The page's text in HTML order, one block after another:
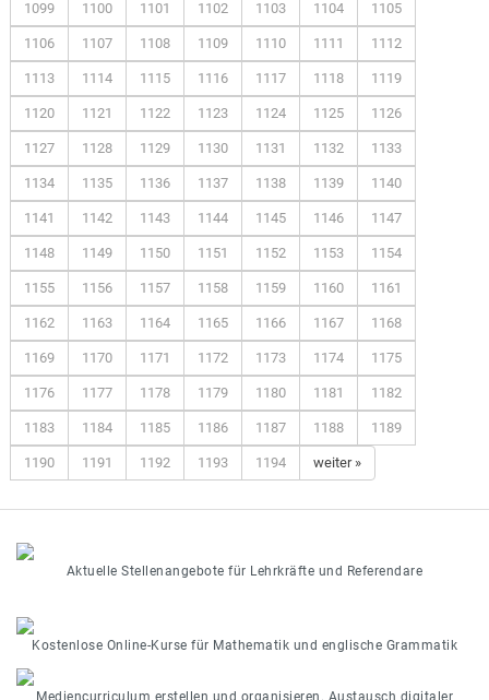
1099 1100 1101 1102 1103 1104 1105
1106 1107 1108 1109 1110 1111 1112
1113 1114 1115 1116 1117 1118 1119
1120 1121 1122 1123 1124 1125 1126
1127 1128 1129 1130 1131 1132 1133
1134 1135 1136 1137 1138 1139 1140
1141 1142 1143 1144 1145 1146 1147
1148 1149 1150 1151 1152 1153 1154
1155 1156 1157 1158 1159 1160 1161
1162 1163 1164 1165 1166 1167 1168
1169 1170 1171 1172 1173 1174 1175
1176 1177 1178 1179 1180 1181 1182
1183 1184 1185 1186 1187 1188 1189
1190 1191 1192 1193 1194 weiter »
Aktuelle Stellenangebote für Lehrkräfte und Referendare
Kostenlose Online-Kurse für Mathematik und englische Grammatik
Mediencurriculum erstellen und organisieren. Austausch digitaler